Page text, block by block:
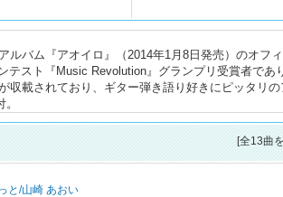
バム『アオイロ』（2014年1月8日発売）のオフ
テスト『Music Revolution』グランプリ受賞者であ
収載されており、ギター弾き語り好きにピッタリの
[全13曲
と/山崎 あおい